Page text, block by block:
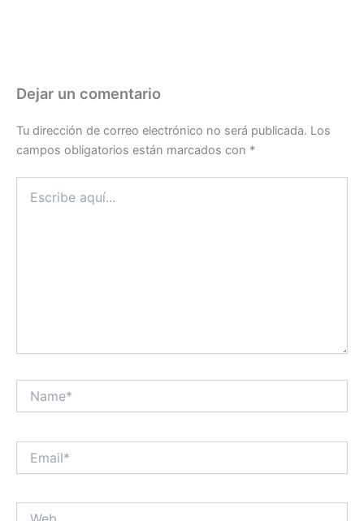
Dejar un comentario
Tu dirección de correo electrónico no será publicada. Los
campos obligatorios están marcados con *
aquí...